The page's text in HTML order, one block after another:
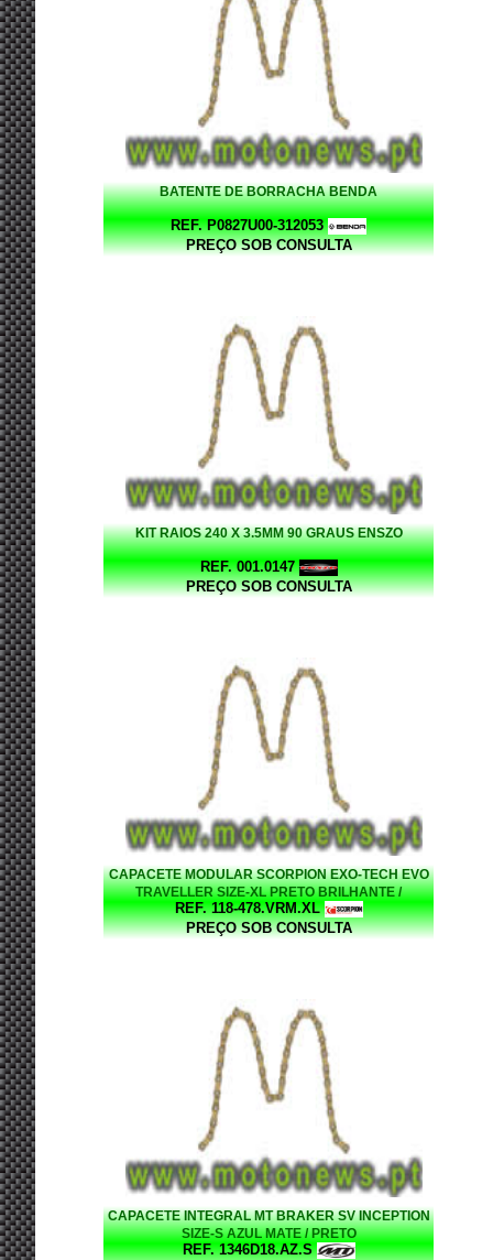
BATENTE DE BORRACHA BENDA
REF. P0827U00-312053
PREÇO SOB CONSULTA
KIT RAIOS 240 X 3.5MM 90 GRAUS ENSZO
REF. 001.0147
PREÇO SOB CONSULTA
CAPACETE MODULAR SCORPION EXO-TECH EVO
TRAVELLER SIZE-XL PRETO BRILHANTE /
VERMELHO
REF. 118-478.VRM.XL
PREÇO SOB CONSULTA
CAPACETE INTEGRAL MT BRAKER SV INCEPTION
SIZE-S AZUL MATE / PRETO
REF. 1346D18.AZ.S